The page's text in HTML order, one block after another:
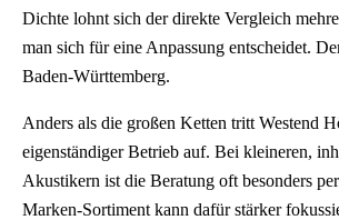
Dichte lohnt sich der direkte Vergleich
man sich für eine Anpassung entscheidet.
Baden-Württemberg.
Anders als die großen Ketten tritt Westend
eigenständiger Betrieb auf. Bei kleineren,
Akustikern ist die Beratung oft besonders
Marken-Sortiment kann dafür stärker